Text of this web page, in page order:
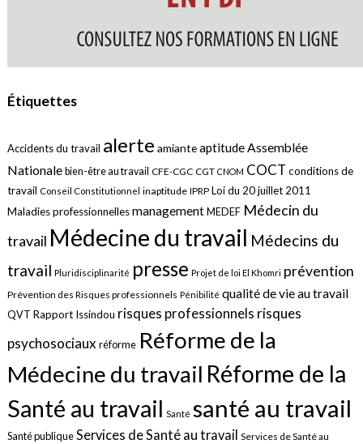
Étiquettes
Accidents du travail alerte amianteaptitudeAssemblée
Nationale bien-être au travail CFE-CGC CGT CNOM COCT conditions de
travail Conseil Constitutionnel inaptitude IPRP Loi du 20 juillet 2011
Maladies professionnellesmanagement MEDEF Médecin du
travail Médecine du travail Médecins du
travail Pluridisciplinarité presse Projet de loi El Khomri prévention
Prévention des Risques professionnels Pénibilité qualité de vie au travail
QVT Rapport Issindou risques professionnels risques
psychosociauxréforme Réforme de la
Médecine du travail Réforme de la
Santé au travail Santé santé au travail
Santé publiqueServices de Santé au travail Services de Santé au